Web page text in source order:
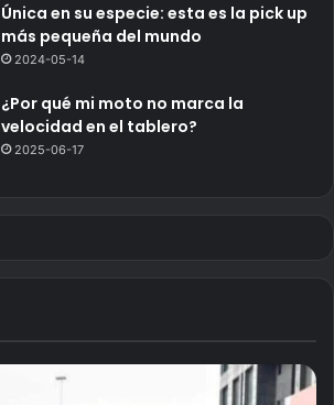
Única en su especie: esta es la pick up
más pequeña del mundo
2024-05-14
¿Por qué mi moto no marca la
velocidad en el tablero?
2025-06-17